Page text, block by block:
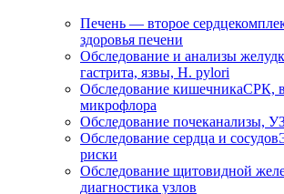
Печень — второе сердце
здоровья печени
Обследование и анализы
гастрита, язвы, H. pylori
Обследование кишечникаСРК,
микрофлора
Обследование почеканализы,
Обследование сердца и сосудов
риски
Обследование щитовидной
диагностика узлов